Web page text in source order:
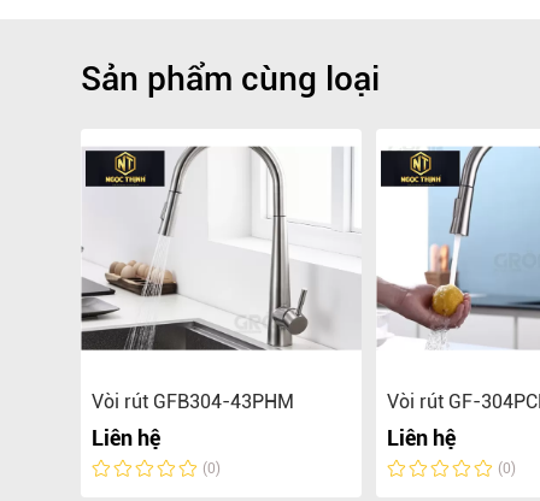
Sản phẩm cùng loại
Vòi rút GFB304-43PHM
Liên hệ
(0)
Vòi rút GF-
Liên hệ
(0)